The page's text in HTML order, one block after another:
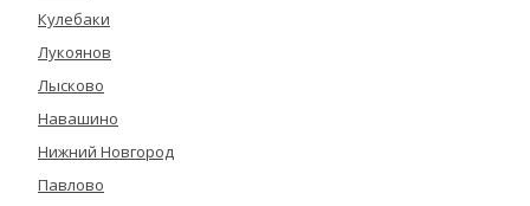
Кулебаки
Лукоянов
Лысково
Навашино
Нижний Новгород
Павлово